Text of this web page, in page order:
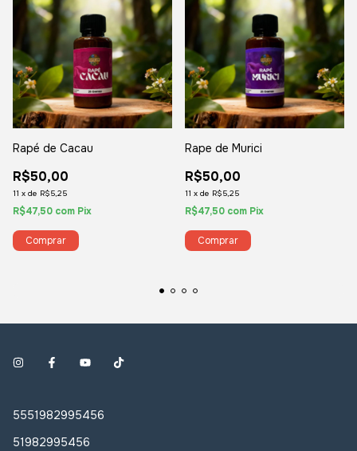
Rapé de Cacau
R$50,00
11 x de R$5,25
R$47,50 com Pix
Rape de Murici
R$50,00
11 x de R$5,25
R$47,50 com Pix
5551982995456
51982995456